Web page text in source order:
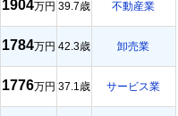
1904万円 39.7歳 不動産業
1784万円 42.3歳 卸売業
1776万円 37.1歳 サービス業